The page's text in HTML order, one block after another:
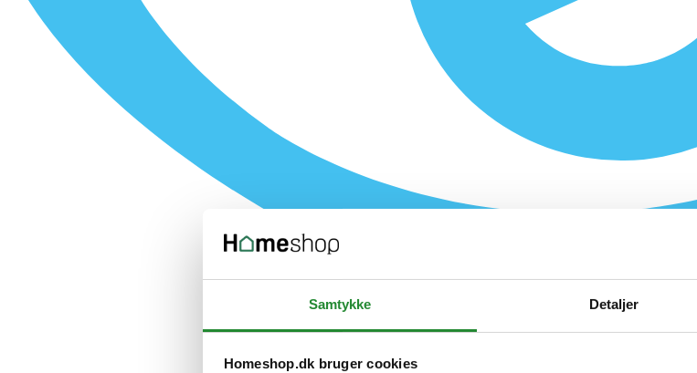
Samtykke Detaljer
Homeshop.dk bruger cookies